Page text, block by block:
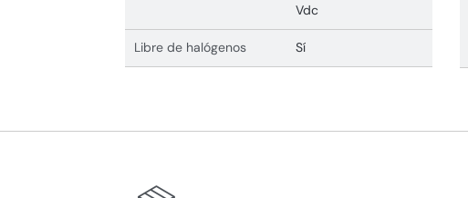
Vdc
Libre de halógenos Sí